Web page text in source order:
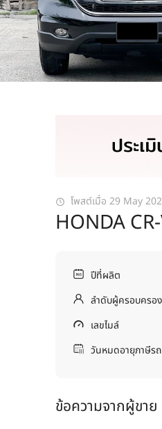
โพสต์เมื่อ 29 May
HONDA
ปีที่ผลิต
ลำดับผู้ครอบครอ
เลขไมล์
วันหมดอายุภาษีรถ
ข้อความจากผู้ขาย